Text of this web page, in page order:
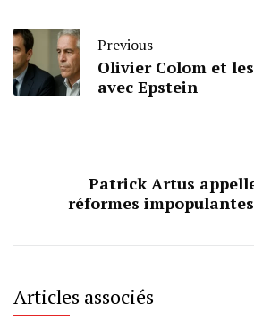
Previous
Olivier Colom et
avec Epstein
Patrick Artus
réformes
Articles associés